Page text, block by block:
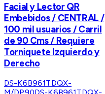
Facial y Lector QR
Embebidos / CENTRAL /
100 mil usuarios / Carril
de 90 Cms / Requiere
Torniquete Izquierdo y
Derecho
DS-K6B961TDQX-